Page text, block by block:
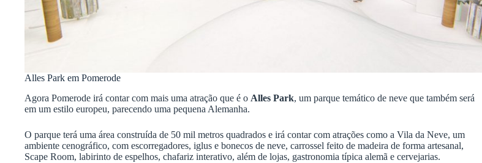
Alles Park em Pomerode
Agora Pomerode irá contar com mais uma atração que é o Alles Park, um parque temático de neve que também será
em um estilo europeu, parecendo uma pequena Alemanha.
O parque terá uma área construída de 50 mil metros quadrados e irá contar com atrações como a Vila da Neve, um
ambiente cenográfico, com escorregadores, iglus e bonecos de neve, carrossel feito de madeira de forma artesanal,
Scape Room, labirinto de espelhos, chafariz interativo, além de lojas, gastronomia típica alemã e cervejarias.